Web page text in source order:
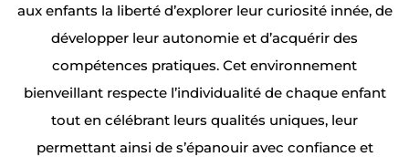
aux enfants la liberté d’explorer leur curiosité innée, de
développer leur autonomie et d’acquérir des
compétences pratiques. Cet environnement
bienveillant respecte l’individualité de chaque enfant
tout en célébrant leurs qualités uniques, leur
permettant ainsi de s’épanouir avec confiance et